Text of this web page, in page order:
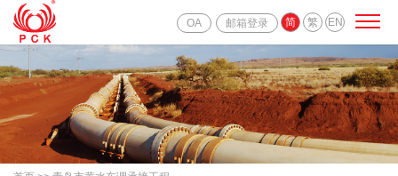
OA 邮箱登录 简 繁 EN